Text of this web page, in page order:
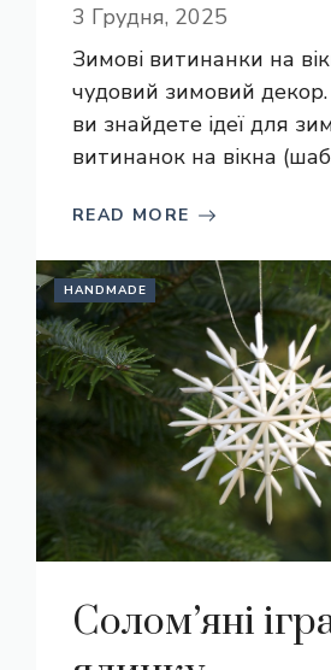
3 Грудня, 2025
Зимові витинанки на
чудовий зимовий декор.
ви знайдете ідеї для
витинанок на вікна
READ MORE
HANDMADE
Солом’яні